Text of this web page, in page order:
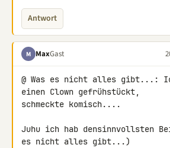
Antwort
M MaxGast
@ Was es nicht alles gibt...:
einen Clown gefrühstückt,
schmeckte komisch....
Juhu ich hab densinnvollsten
es nicht alles gibt...)